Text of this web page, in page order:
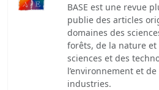
BASE est une revue
publie des articles
domaines des
forêts, de la nature et
sciences et des
l’environnement et
industries.